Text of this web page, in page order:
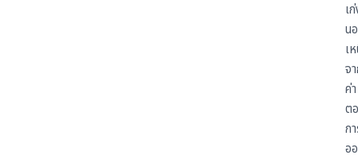
เ
น
เ
จ
ค่า
ต
ก
อ